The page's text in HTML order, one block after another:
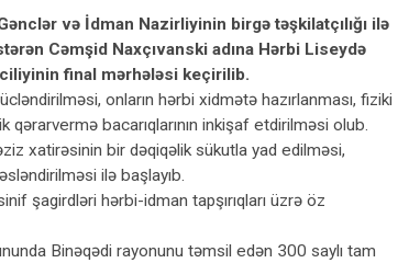
və İdman Nazirliyinin birgə təşkilatçılığı ilə
Cəmşid Naxçıvanski adına Hərbi Liseydə
final mərhələsi keçirilib.
onların hərbi xidmətə hazırlanması, fiziki
qərarvermə bacarıqlarının inkişaf etdirilməsi olub.
xatirəsinin bir dəqiqəlik sükutla yad edilməsi,
ilə başlayıb.
şagirdləri hərbi-idman tapşırıqları üzrə öz
Binəqədi rayonunu təmsil edən 300 saylı tam